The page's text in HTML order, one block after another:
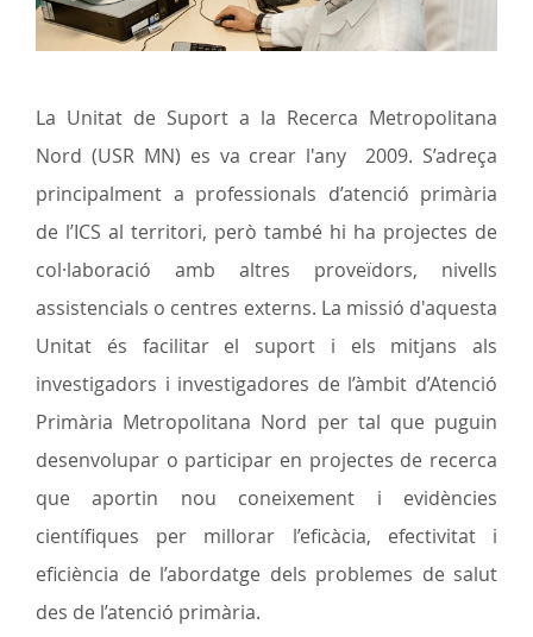
La Unitat de Suport a la Recerca Metropolitana
Nord (USR MN) es va crear l'any 2009. S’adreça
principalment a professionals d’atenció primària
de l’ICS al territori, però també hi ha projectes de
col·laboració amb altres proveïdors, nivells
assistencials o centres externs. La missió d'aquesta
Unitat és facilitar el suport i els mitjans als
investigadors i investigadores de l’àmbit d’Atenció
Primària Metropolitana Nord per tal que puguin
desenvolupar o participar en projectes de recerca
que aportin nou coneixement i evidències
científiques per millorar l’eficàcia, efectivitat i
eficiència de l’abordatge dels problemes de salut
des de l’atenció primària.